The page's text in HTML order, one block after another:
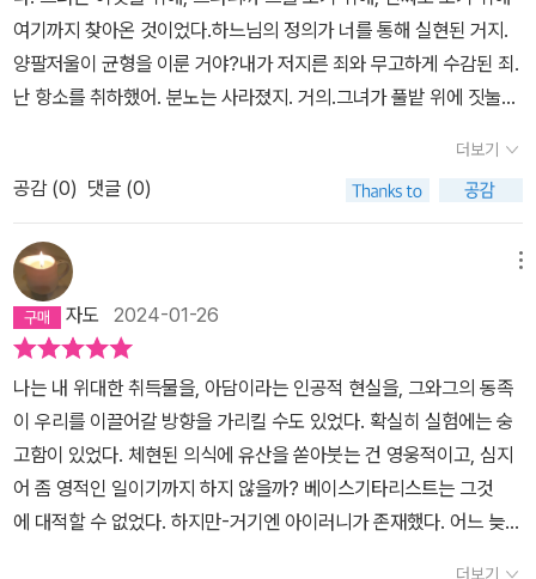
크게 중요하지는 않다대처 총리나 튜링 수학자 등 실제 인물들의 등
장 역시 하나의 배경일 뿐이다요즘 인공지능 쳇Gpt 라는 말을 모를
사람은 없다 더불어 자율주행을 필두로 머지않은 미래에 로봇들이 인
간의 일자리를 대신할 거라고들 한다 그런 시대적 분위기를 감안해보
면 읽어볼만한 소설이다소설에서는 아담(남)과 이브(여)라는 로봇이
등장 한다 이 로봇의 수명은 20년으로 86000파운드(한화 약 1억 5
운데 아담 한 기를 구매한다우리는 흔히 생각하기를 로봇이라고 하면
금속 재질의 외형과 인간의 명령에 종속 되는 것을 떠올린다 하지만
소설 속 아담과 이브들은 외형과 촉감이 인간과 구분하기 어려운 수
준의 로봇이다무엇보다 이 로봇을 구입하면 성격 셋팅을 구매자가 해
야 한다 기본 셋팅이 끝나면 이후 스스로 정보를 찾아 학습한다이 아
담과 이브들은 상상 이상으로 인간의 정신능력과 흡사한 사고를 할
수 있다 이를테면 이런 것이다감정을 느끼기 때문에 누군가를 사랑할
수 있으며 그 사랑은 정신적 육체적 사랑까지 포함 된다스스로 자신
의 시스템을 망가트려 자살 할 수도 있다사랑하는 대상을 위해 하이
여기까지 찾아온 것이었다.하느님의 정의가 너를 통해 실현된 거지.
양팔저울이 균형을 이룬 거야?내가 저지른 죄와 무고하게 수감된 죄.
난 항소를 취하했어. 분노는 사라졌지. 거의.그녀가 풀밭 위에 짓눌려
걸 직접 보고, 듣고, 냄새 맡으면서도 말이다. 상승곡선을 이룬 그의
흥분은 그녀의 공포에 대한 생각으로 흔들리지 않았다시간은 자선을
망각하기 위해 등에 지고 다니는 바랑에 넣는다의식이 무의식적으로
알아채는 것이다. 하지만 마크의 표정은 공격성이 아닌 경외심을 담
고 있었다.
더보기
공감 (0) 댓글 (0)
자도 2024-01-26
나는 내 위대한 취득물을, 아담이라는 인공적 현실을, 그와그의 동족
이 우리를 이끌어갈 방향을 가리킬 수도 있었다. 확실히 실험에는 숭
고함이 있었다. 체현된 의식에 유산을 쏟아붓는 건 영웅적이고, 심지
어 좀 영적인 일이기까지 하지 않을까? 베이스기타리스트는 그것
에 대적할 수 없었다. 하지만-거기엔 아이러니가 존재했다. 어느 늦
더보기